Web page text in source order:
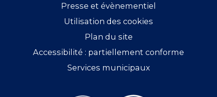
Presse et évènementiel
Utilisation des cookies
Plan du site
Accessibilité : partiellement conforme
Services municipaux